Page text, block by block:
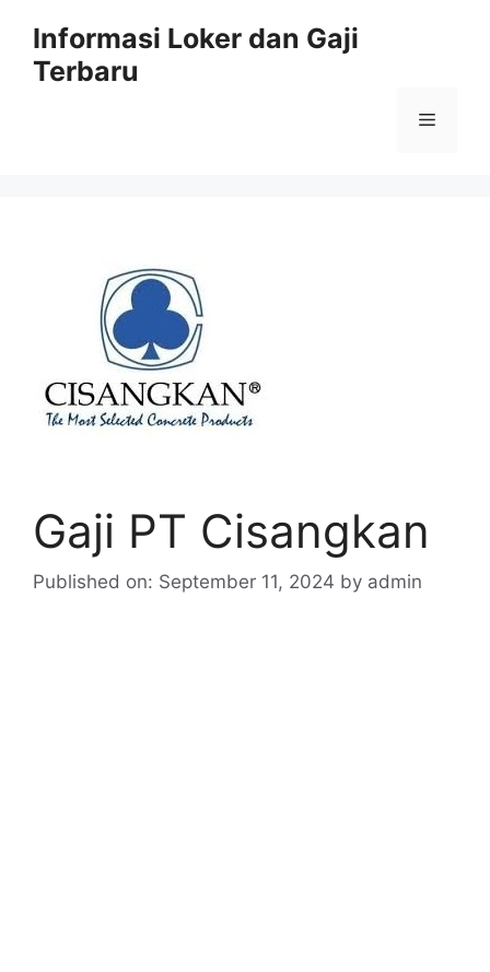
content
Informasi Loker dan Gaji
Terbaru
Menu
Gaji PT Cisangkan
Published on: September 11, 2024 by admin